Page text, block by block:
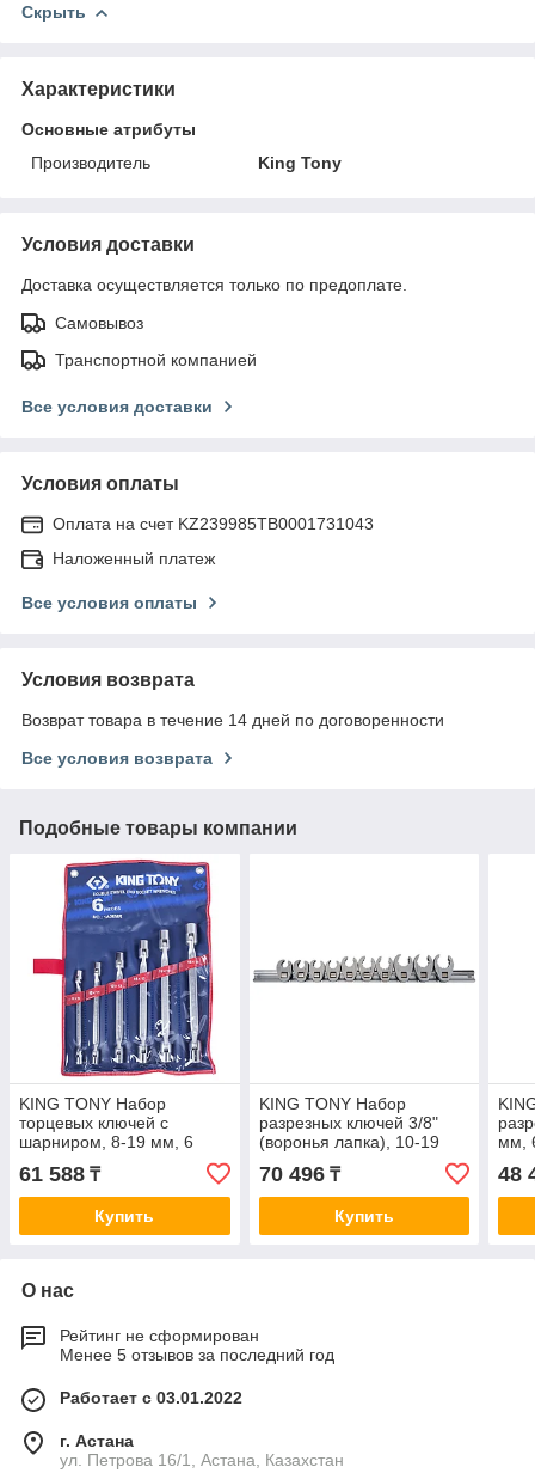
Скрыть
Характеристики
Основные атрибуты
Производитель
King Tony
Условия доставки
Доставка осуществляется только по предоплате.
Самовывоз
Транспортной компанией
Все условия доставки
Условия оплаты
Оплата на счет KZ239985TB0001731043
Наложенный платеж
Все условия оплаты
Условия возврата
Возврат товара в течение 14 дней по договоренности
Все условия возврата
Подобные товары компании
KING TONY Набор
торцевых ключей с
шарниром, 8-19 мм, 6
1A06MR
61 588 ₸
Купить
KING TONY Набор
разрезных ключей 3/8"
(воронья лапка), 10-19
TONY 1E10MR
70 496₸
Купить
мм,
48
О нас
Рейтинг не сформирован
Менее 5 отзывов за последний год
Работает с 03.01.2022
г. Астана
ул. Петрова 16/1, Астана, Казахстан